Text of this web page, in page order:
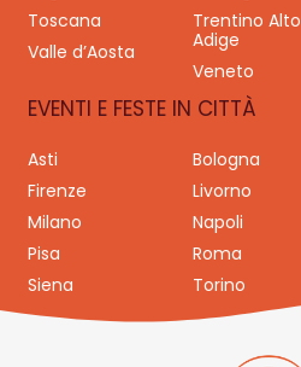
Toscana
Trentino Alto
Adige
Valle d’Aosta
Veneto
EVENTI E FESTE IN CITTÀ
Asti Bologna
Firenze
Livorno
Milano
Napoli
Pisa
Roma
Siena
Torino